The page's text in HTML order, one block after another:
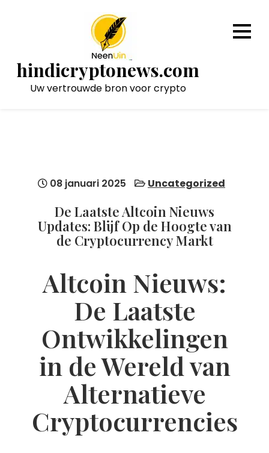
hindicryptonews.com
Uw vertrouwde bron voor crypto
08 januari 2025 Uncategorized
De Laatste Altcoin Nieuws
Updates: Blijf Op de Hoogte van
de Cryptocurrency Markt
Altcoin Nieuws:
De Laatste
Ontwikkelingen
in de Wereld van
Alternatieve
Cryptocurrencies